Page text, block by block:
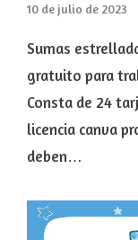
10 de julio de 2023
Sumas
gratuito para
Consta de 24
licencia canva
deben…